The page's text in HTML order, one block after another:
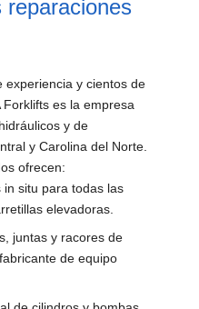
reparaciones
experiencia y cientos de
es la empresa
y de
y Carolina del Norte.
ofrecen:
situ para todas las
elevadoras.
juntas y racores de
de equipo